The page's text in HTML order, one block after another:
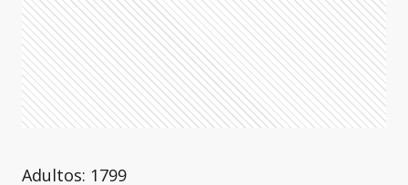
Adultos: 1799